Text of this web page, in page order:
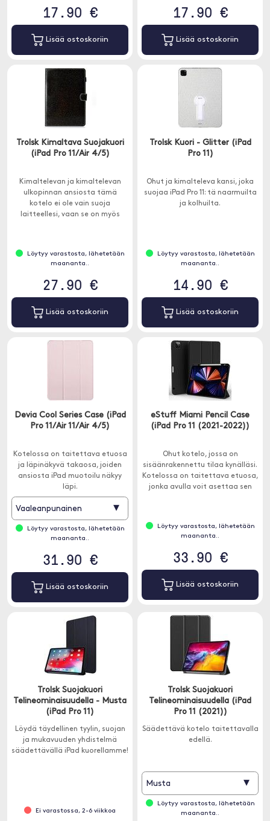
17.90 €
Lisää ostoskoriin
17.90 €
Lisää ostoskoriin
Trolsk Kimaltava Suojakuori
(iPad Pro 11/Air 4/5)
Kimaltelevan ja kimaltelevan
ulkopinnan ansiosta tämä
kotelo ei ole vain suoja
laitteellesi, vaan se on myös
Löytyy varastosta, lähetetään
maananta..
27.90 €
Lisää ostoskoriin
Trolsk Kuori - Glitter (iPad
Pro 11)
Ohut ja kimalteleva kansi, joka
suojaa iPad Pro 11: tä naarmuilta
ja kolhuilta.
Löytyy varastosta, lähetetään
maananta..
14.90 €
Lisää ostoskoriin
Devia Cool Series Case (iPad
Pro 11/Air 11/Air 4/5)
Kotelossa on taitettava etuosa
ja läpinäkyvä takaosa, joiden
ansiosta iPad muotoilu näkyy
läpi.
Vaaleanpunainen ▾
Löytyy varastosta, lähetetään
maananta..
31.90 €
Lisää ostoskoriin
eStuff Miami Pencil Case
(iPad Pro 11 (2021-2022))
Ohut kotelo, jossa on
sisäänrakennettu tilaa kynälläsi.
Kotelossa on taitettava etuosa,
jonka avulla voit asettaa sen
Löytyy varastosta, lähetetään
maananta..
33.90 €
Lisää ostoskoriin
Trolsk Suojakuori
Telineominaisuudella - Musta
(iPad Pro 11)
Löydä täydellinen tyylin, suojan
ja mukavuuden yhdistelmä
säädettävällä iPad kuorellamme!
Ei varastossa, 2-6 viikkoa
Trolsk Suojakuori
Telineominaisuudella (iPad
Pro 11 (2021))
Säädettävä kotelo taitettavalla
edellä.
Musta ▾
Löytyy varastosta, lähetetään
maananta..